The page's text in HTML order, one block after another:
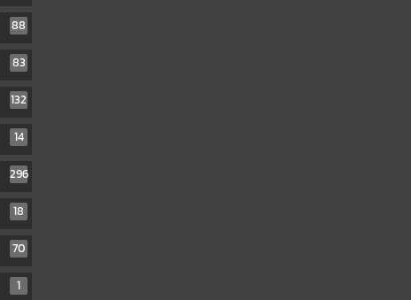
88
83
132
14
296
18
70
1